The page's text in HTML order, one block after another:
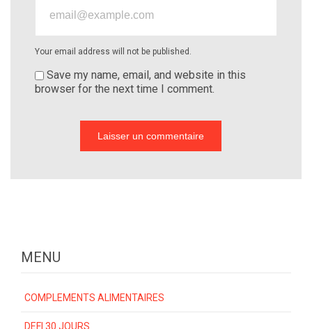
Your email address will not be published.
Save my name, email, and website in this
browser for the next time I comment.
MENU
COMPLEMENTS ALIMENTAIRES
DEFI 30 JOURS